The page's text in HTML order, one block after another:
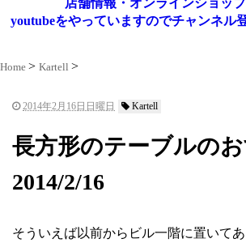
店舗情報・オンラインショッ
youtubeをやっていますのでチャンネル
Home Kartell
2014年2月16日日曜日 Kartell
長方形のテーブルの
2014/2/16
そういえば以前からビル一階に置いて